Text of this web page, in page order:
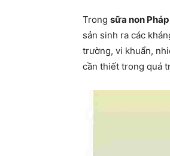
Trong sữa non Pháp
sản sinh ra các
trường, vi khuẩn,
cần thiết trong quá